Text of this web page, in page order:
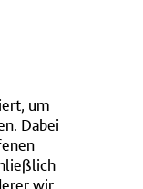
um
Dabei
wir